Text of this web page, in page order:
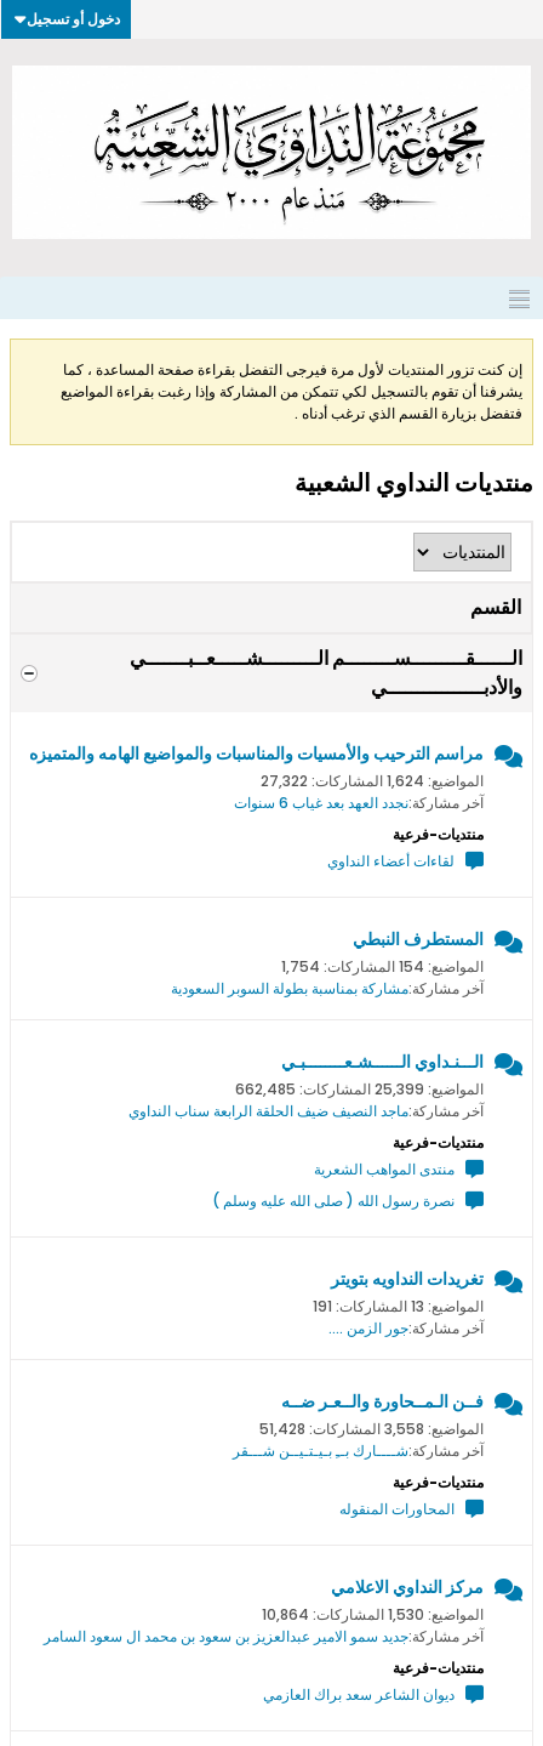
دخول أو تسجيل
إن كنت تزور المنتديات لأول مرة فيرجى التفضل بقراءة صفحة المساعدة ، كما
يشرفنا أن تقوم بالتسجيل لكي تتمكن من المشاركة وإذا رغبت بقراءة المواضيع
فتفضل بزيارة القسم الذي ترغب أدناه .
منتديات النداوي الشعبية
القسم
الــــــقـــــــــســــــــم الـــــــــشـــــعــبـــــــي
والأدبــــــــــــــــي
مراسم الترحيب والأمسيات والمناسبات والمواضيع الهامه والمتميزه
المواضيع: 1,624 المشاركات: 27,322
آخر مشاركة:نجدد العهد بعد غياب 6 سنوات
منتديات-فرعية
لقاءات أعضاء النداوي
المستطرف النبطي
المواضيع: 154 المشاركات: 1,754
آخر مشاركة:مشاركة بمناسبة بطولة السوبر السعودية
الـــنـداوي الــــــشـعــــــــبـي
المواضيع: 25,399 المشاركات: 662,485
آخر مشاركة:ماجد النصيف ضيف الحلقة الرابعة سناب النداوي
منتديات-فرعية
منتدى المواهب الشعرية
نصرة رسول الله ( صلى الله عليه وسلم )
تغريدات النداويه بتويتر
المواضيع: 13 المشاركات: 191
آخر مشاركة:جور الزمن ....
فــن الـمــحاورة والــعـر ضــه
المواضيع: 3,558 المشاركات: 51,428
آخر مشاركة:شــــارك بــِ بـيـتـيــن شـــقر
منتديات-فرعية
المحاورات المنقوله
مركز النداوي الاعلامي
المواضيع: 1,530 المشاركات: 10,864
آخر مشاركة:جديد سمو اﻻمير عبدالعزيز بن سعود بن محمد ال سعود السامر
منتديات-فرعية
ديوان الشاعر سعد براك العازمي